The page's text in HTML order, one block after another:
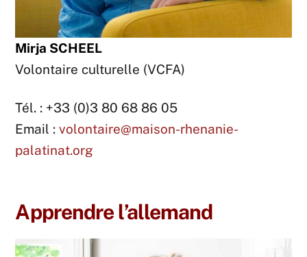
Mirja SCHEEL
Volontaire culturelle (VCFA)
Tél. : +33 (0)3 80 68 86 05
Email :volontaire@maison-rhenanie-
palatinat.org
Apprendre l’allemand